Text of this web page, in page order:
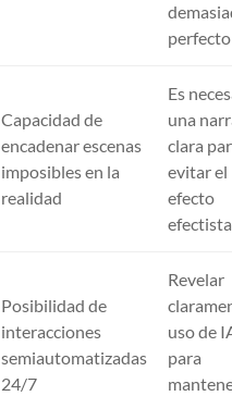
perfecto
Capacidad de
encadenar escenas
imposibles en la
realidad
Es
una
clara
evitar el
efecto
Posibilidad de
interacciones
semiautomatizadas
24/7
Revelar
uso de
para